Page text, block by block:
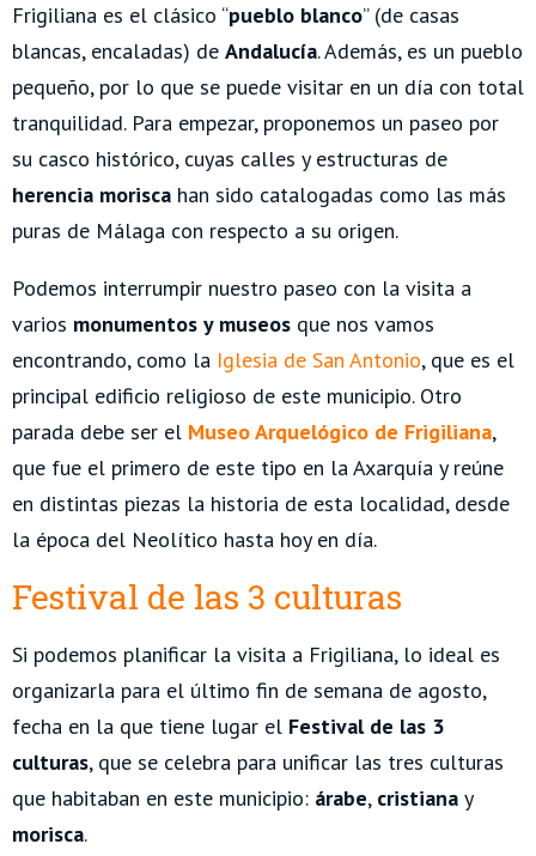
Frigiliana es el clásico “pueblo blanco” (de casas
blancas, encaladas) de Andalucía. Además, es un pueblo
pequeño, por lo que se puede visitar en un día con total
tranquilidad. Para empezar, proponemos un paseo por
su casco histórico, cuyas calles y estructuras de
herencia morisca han sido catalogadas como las más
puras de Málaga con respecto a su origen.
Podemos interrumpir nuestro paseo con la visita a
varios monumentos y museos que nos vamos
encontrando, como la Iglesia de San Antonio, que es el
principal edificio religioso de este municipio. Otro
parada debe ser el Museo Arquelógico de Frigiliana,
que fue el primero de este tipo en la Axarquía y reúne
en distintas piezas la historia de esta localidad, desde
la época del Neolítico hasta hoy en día.
Festival de las 3 culturas
Si podemos planificar la visita a Frigiliana, lo ideal es
organizarla para el último fin de semana de agosto,
fecha en la que tiene lugar el Festival de las 3
culturas, que se celebra para unificar las tres culturas
que habitaban en este municipio: árabe, cristiana y
morisca.